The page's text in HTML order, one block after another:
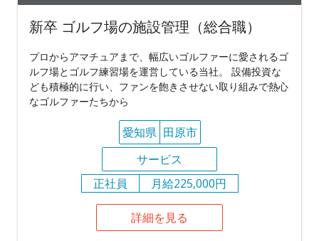
新卒 ゴルフ場の施設管理（総合職）
プロからアマチュアまで、幅広いゴルファーに愛されるゴ
ルフ場とゴルフ練習場を運営している当社。 設備投資な
ども積極的に行い、ファンを飽きさせない取り組みで熱心
なゴルファーたちから
愛知県 田原市
サービス
正社員
月給225,000円
詳細を見る